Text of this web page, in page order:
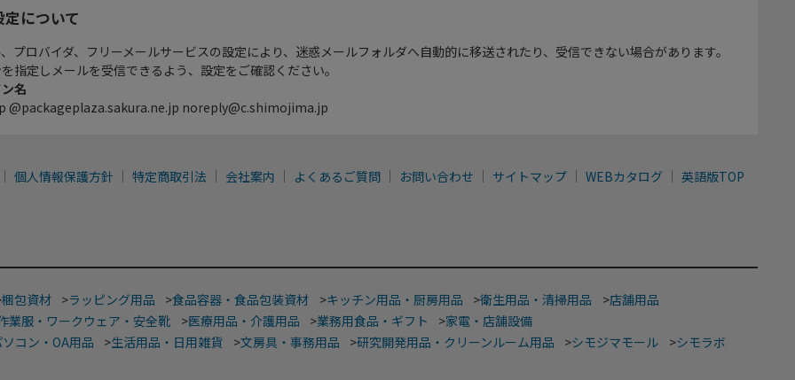
について
プロバイダ、フリーメールサービスの設定により、迷惑メールフォルダへ自動的に移送されたり、受信できない場合があります。
指定しメールを受信できるよう、設定をご確認ください。
名
@packageplaza.sakura.ne.jp noreply@c.shimojima.jp
個人情報保護方針 特定商取引法 会社案内 よくあるご質問 お問い合わせ サイトマップ WEBカタログ 英語版TOP
梱包資材 >ラッピング用品 >食品容器・食品包装資材 >キッチン用品・厨房用品 >衛生用品・清掃用品 >店舗用品
業服・ワークウェア・安全靴 >医療用品・介護用品 >業務用食品・ギフト >家電・店舗設備
コン・OA用品 >生活用品・日用雑貨 >文房具・事務用品 >研究開発用品・クリーンルーム用品 >シモジマモール >シモラボ